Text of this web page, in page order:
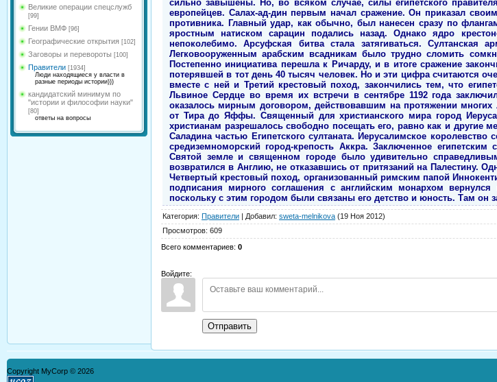
Великие операции спецслужб
[99]
Гении ВМФ [96]
Географические открытия [102]
Заговоры и перевороты [100]
Правители [1934]
Люди находящиеся у власти в
разные периоды истории)))
кандидатский минимум по
"истории и философии науки"
[80]
ответы на вопросы
сильно завышены. Но, во всяком случае, силы египетского
европейцев. Салах-ад-дин первым начал сражение. Он приказал
противника. Главный удар, как обычно, был нанесен сразу по
яростным натиском сарацин подались назад. Однако ядро
непоколебимо. Арсуфская битва стала затягиваться. Султанская
Легковооруженным арабским всадникам было трудно сломить
Постепенно инициатива перешла к Ричарду, и в итоге сражение
потерявшей в тот день 40 тысяч человек. Но и эти цифра считаются
вместе с ней и Третий крестовый поход, закончились тем, что
Львиное Сердце во время их встречи в сентябре 1192 года
оказалось мирным договором, действовавшим на протяжении многих
от Тира до Яффы. Священный для христианского мира город
христианам разрешалось свободно посещать его, равно как и другие
Саладина частью Египетского султаната. Иерусалимское
средиземноморский город-крепость Аккра. Заключенное
Святой земле и священном городе было удивительно
возвратился в Англию, не отказавшись от притязаний на Палестину.
Четвертый крестовый поход, организованный римским папой
подписания мирного соглашения с английским монархом
поскольку с этим городом были связаны его детство и юность. Там он
Категория: Правители | Добавил: sweta-melnikova (19 Ноя 2012)
Просмотров: 609
Всего комментариев: 0
Войдите:
Отправить
Copyright MyCorp © 2026